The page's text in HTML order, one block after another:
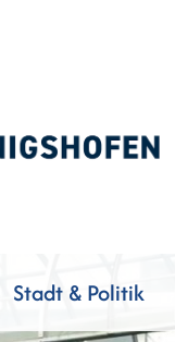
Stadt & Politik